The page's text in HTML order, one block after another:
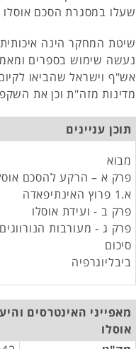
שעלו במסגרת הסכם אוסלו
שיטת המחקר הינה
נעשה שימוש בספרים
אש"ף וישראל שהביאו
מדינות מזה"ת וכן את
תוכן עניינים
מבוא
פרק א – הרקע להסכם
א.1 פרוץ האינתיפאדה
פרק ב - ועידת אוסלו
פרק ג - מעורבות הנורווגים
סיכום
ביבליוגרפיה
מאפייני האינטרסים
אוסלו